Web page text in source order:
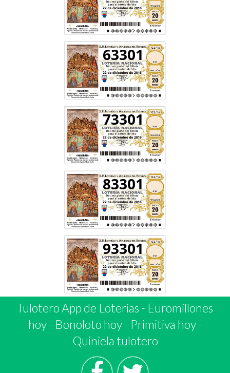
63301
73301
83301
93301
Tulotero App de Loterias - Euromillones
hoy- Bonoloto hoy- Primitiva hoy-
Quiniela tulotero